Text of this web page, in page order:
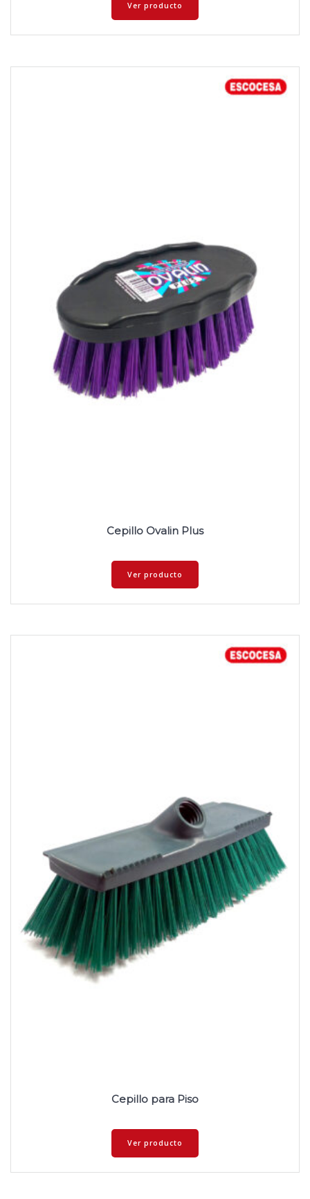
Ver producto
Cepillo Ovalin Plus
Ver producto
Cepillo para Piso
Ver producto